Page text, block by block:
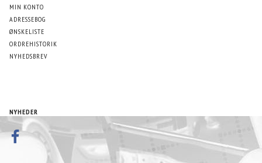
MIN KONTO
ADRESSEBOG
ØNSKELISTE
ORDREHISTORIK
NYHEDSBREV
NYHEDER